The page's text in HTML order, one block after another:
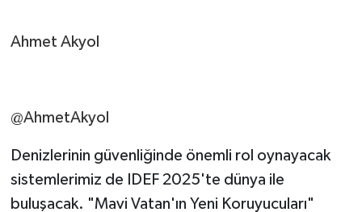
Ahmet Akyol
@AhmetAkyol
Denizlerinin güvenliğinde önemli rol oynayacak
sistemlerimiz de IDEF 2025'te dünya ile
buluşacak. "Mavi Vatan'ın Yeni Koruyucuları"